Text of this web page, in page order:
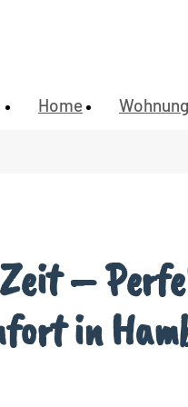
Home
–
in